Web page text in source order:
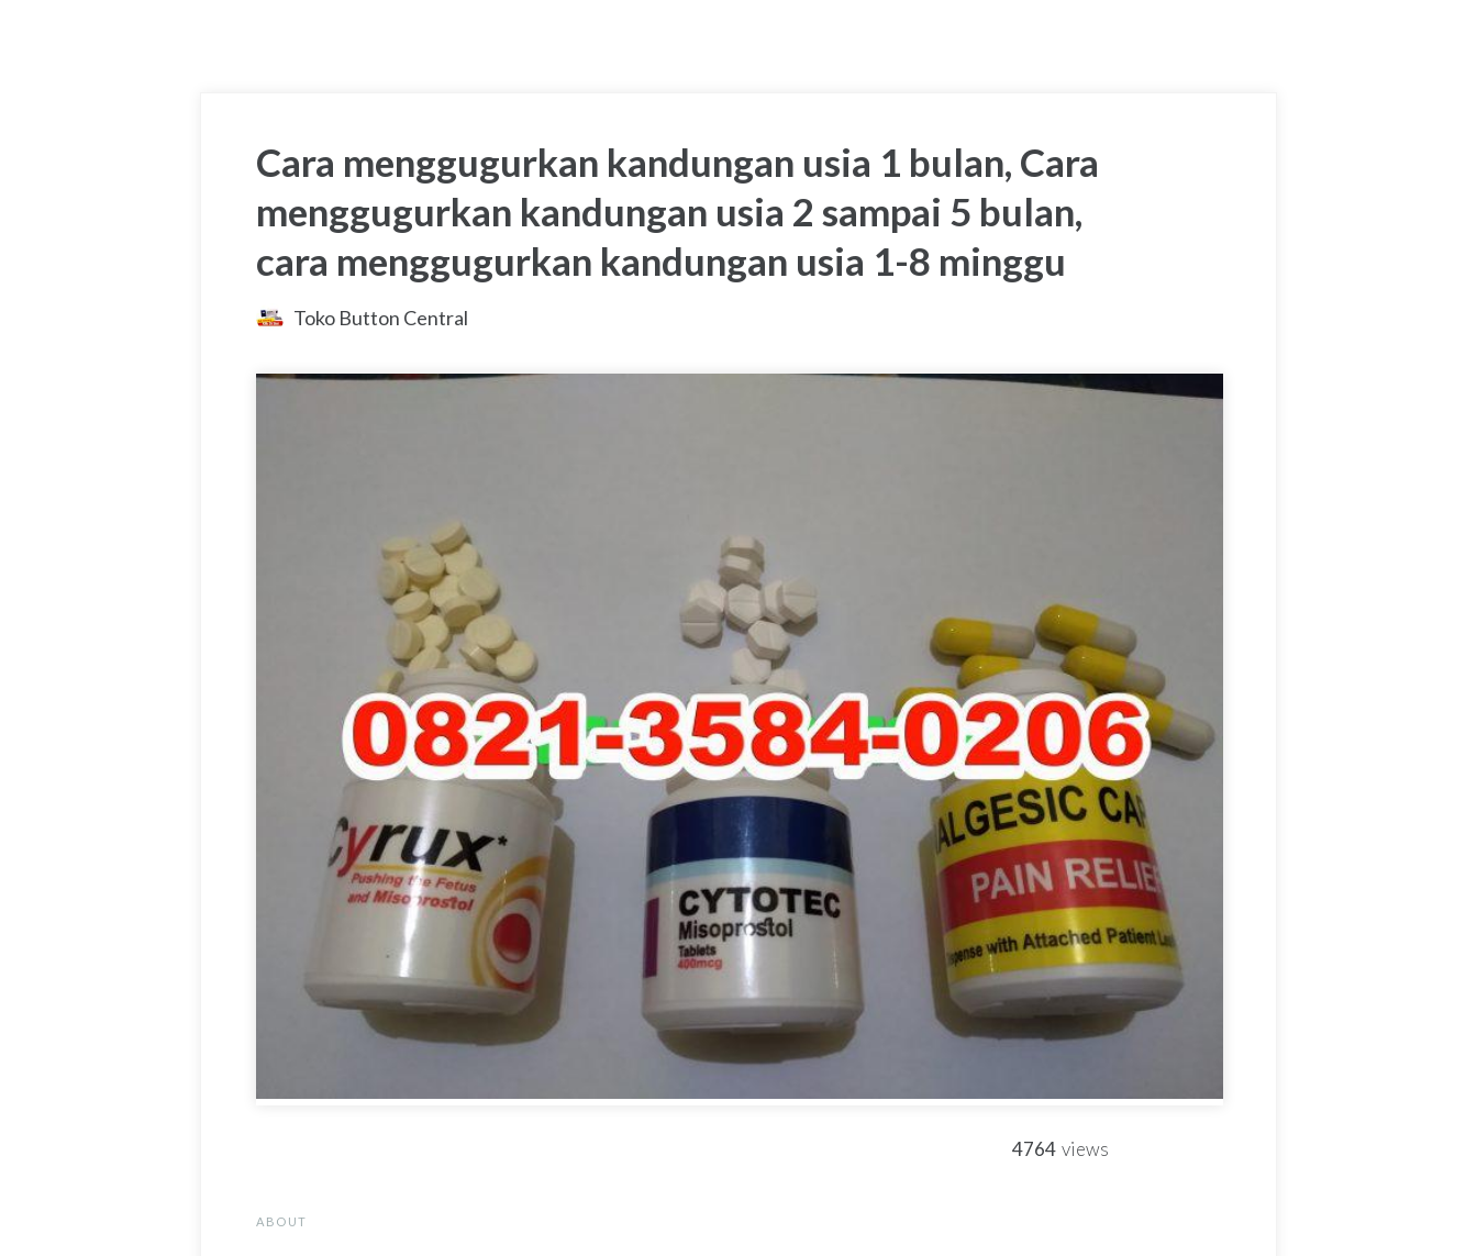
Cara menggugurkan kandungan usia 1 bulan, Cara
menggugurkan kandungan usia 2 sampai 5 bulan,
cara menggugurkan kandungan usia 1-8 minggu
Toko Button Central
4764 views
ABOUT